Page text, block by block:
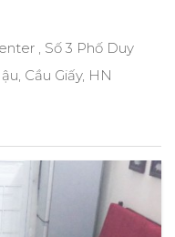
, Số 3 Phố Duy
Cầu Giấy, HN